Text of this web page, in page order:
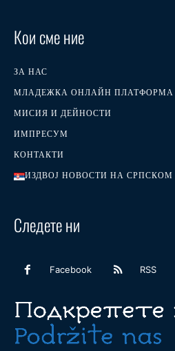
Кои сме ние
ЗА НАС
МЛАДЕЖКА ОНЛАЙН ПЛАТФОРМА
МИСИЯ И ДЕЙНОСТИ
ИМПРЕСУМ
КОНТАКТИ
ИЗДВОЈ НОВОСТИ НА СРПСКОМ
Следете ни
Facebook RSS